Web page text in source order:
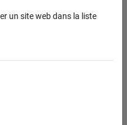
un site web dans la liste